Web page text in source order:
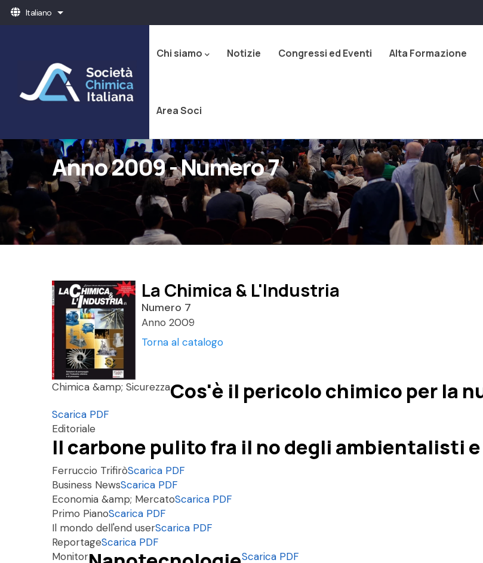
Salta Italiano Mostra ulteriori azioni
principale
Chi siamo Notizie Congressi ed Eventi Alta Formazione
Area Soci
Anno 2009 - Numero 7
La Chimica & L'Industria
Numero 7
Anno 2009
Torna al catalogo
Chimica &amp; SicurezzaCos'è il pericolo chimico per la
Scarica PDF
Editoriale
Il carbone pulito fra il no degli ambientalisti
Ferruccio TrifiròScarica PDF
Business NewsScarica PDF
Economia &amp; MercatoScarica PDF
Primo PianoScarica PDF
Il mondo dell'end userScarica PDF
ReportageScarica PDF
Monitor
Scarica PDF